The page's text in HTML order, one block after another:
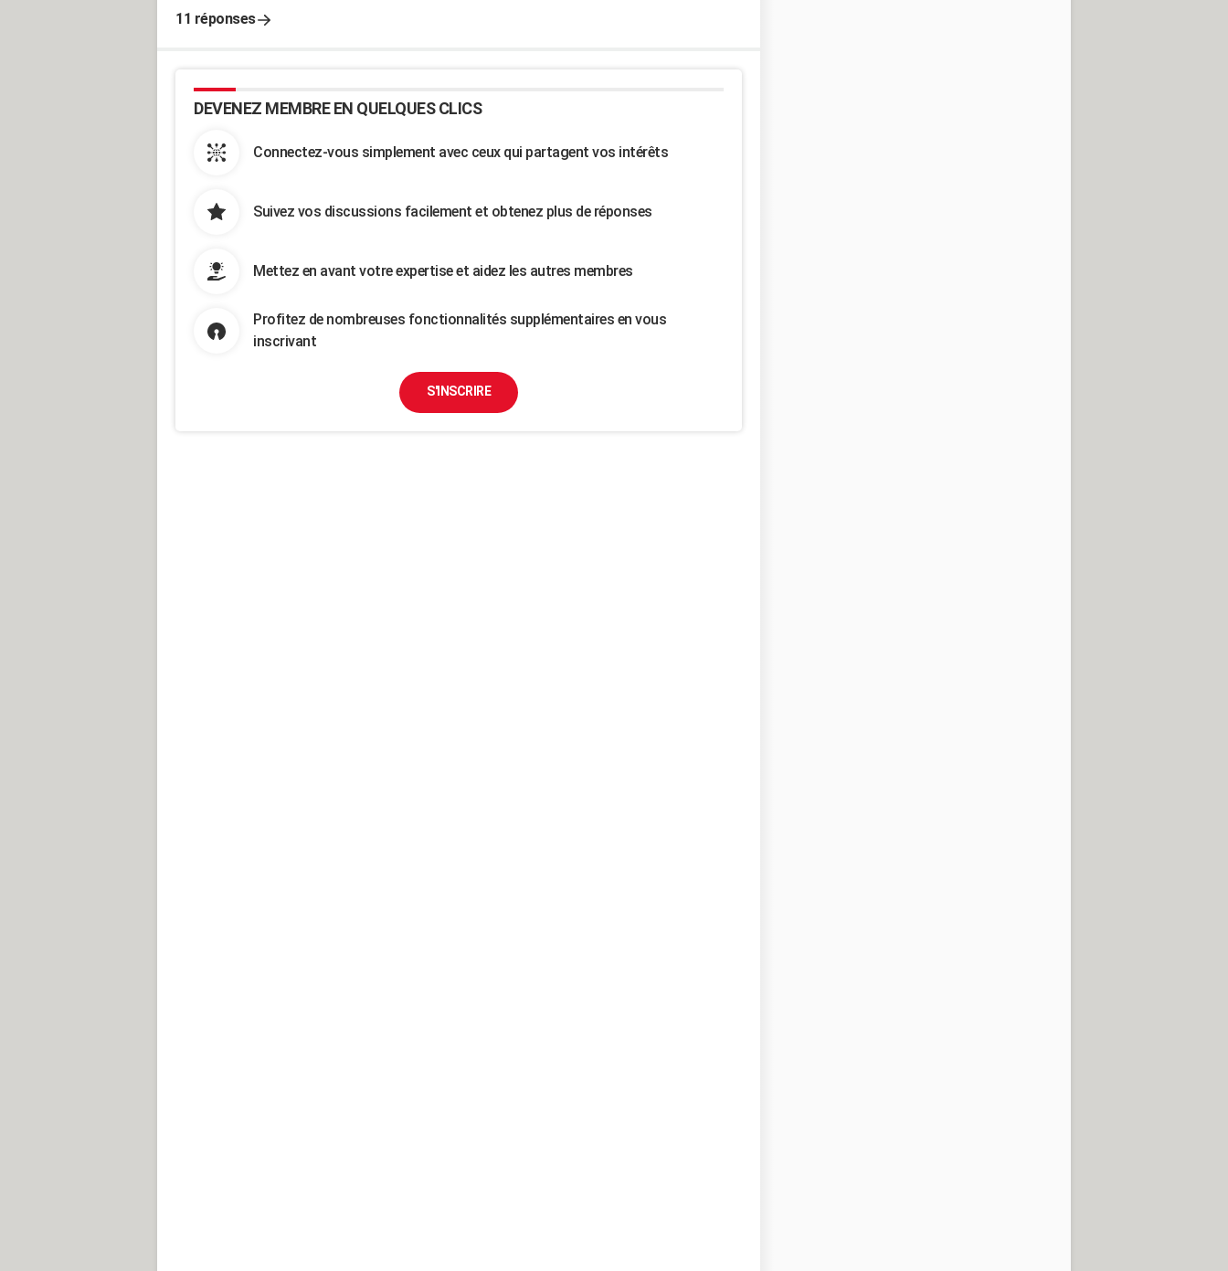
11 réponses
DEVENEZ MEMBRE EN QUELQUES CLICS
Connectez-vous simplement avec ceux qui partagent vos intérêts
Suivez vos discussions facilement et obtenez plus de réponses
Mettez en avant votre expertise et aidez les autres membres
Profitez de nombreuses fonctionnalités supplémentaires en vous
inscrivant
S'INSCRIRE